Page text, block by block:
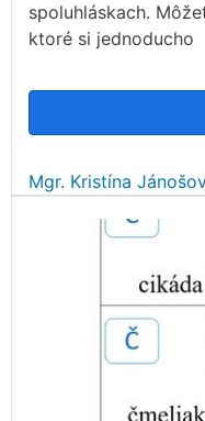
spoluhláskach.
ktoré si jednoducho
Mgr. Kristína